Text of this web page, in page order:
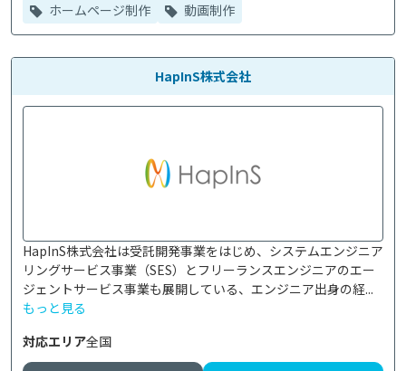
ホームページ制作 動画制作
HapInS株式会社
HapInS株式会社は受託開発事業をはじめ、システムエンジニア
リングサービス事業（SES）とフリーランスエンジニアのエー
ジェントサービス事業も展開している、エンジニア出身の経...
もっと見る
対応エリア全国